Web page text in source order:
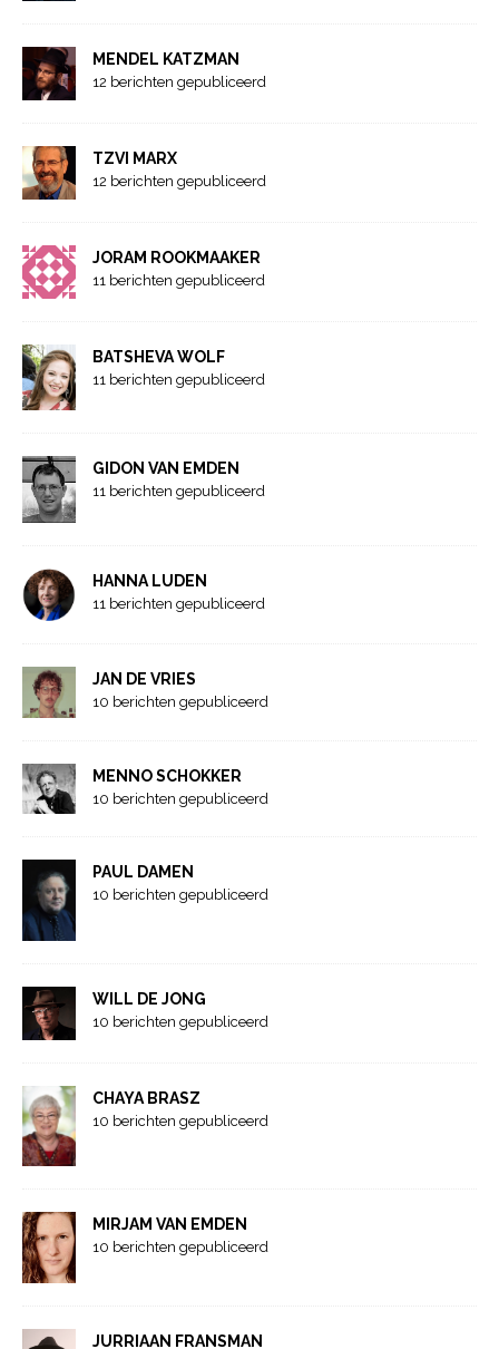
MENDEL KATZMAN
12 berichten gepubliceerd
TZVI MARX
12 berichten gepubliceerd
JORAM ROOKMAAKER
11 berichten gepubliceerd
BATSHEVA WOLF
11 berichten gepubliceerd
GIDON VAN EMDEN
11 berichten gepubliceerd
HANNA LUDEN
11 berichten gepubliceerd
JAN DE VRIES
10 berichten gepubliceerd
MENNO SCHOKKER
10 berichten gepubliceerd
PAUL DAMEN
10 berichten gepubliceerd
WILL DE JONG
10 berichten gepubliceerd
CHAYA BRASZ
10 berichten gepubliceerd
MIRJAM VAN EMDEN
10 berichten gepubliceerd
JURRIAAN FRANSMAN